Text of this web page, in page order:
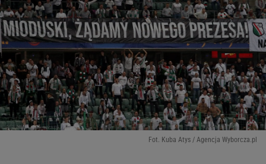
Fot. Kuba Atys / Agencja Wyborcza.pl